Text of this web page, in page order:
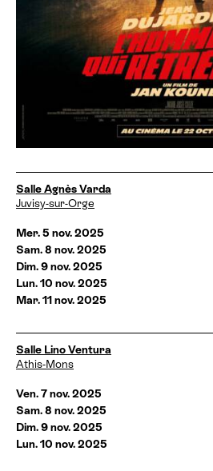
D
a
e
s
e
t
h
o
a
i
r
s
:
Salle Agnès Varda
Juvisy-sur-Orge
Mer. 5 nov. 2025
Sam. 8 nov. 2025
Dim. 9 nov. 2025
Lun. 10 nov. 2025
Mar. 11 nov. 2025
D
a
e
s
e
t
h
Salle Lino Ventura
Athis-Mons
Ven. 7 nov. 2025
Sam. 8 nov. 2025
Dim. 9 nov. 2025
Lun. 10 nov. 2025